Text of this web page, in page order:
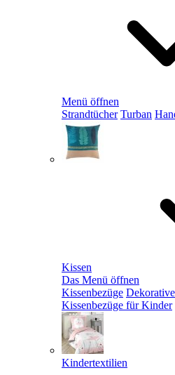
Menü öffnen
Strandtücher Turban
Kissen
Das Menü öffnen
Kissenbezüge
Kissenbezüge für Kinder
Kindertextilien